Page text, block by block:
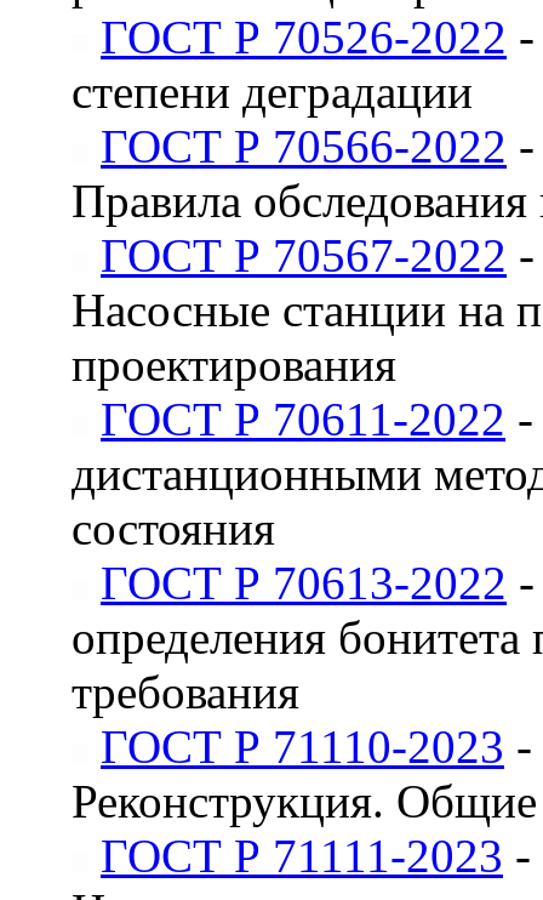
ГОСТ Р 70526-2022
степени деградации
ГОСТ Р 70566-2022
Правила
ГОСТ Р 70567-2022
Насосные станции на
проектирования
ГОСТ Р 70611-2022 -
дистанционными
состояния
ГОСТ Р 70613-2022
определения
требования
ГОСТ Р 71110-2023 -
Реконструкция. Общие
ГОСТ Р 71111-2023 -